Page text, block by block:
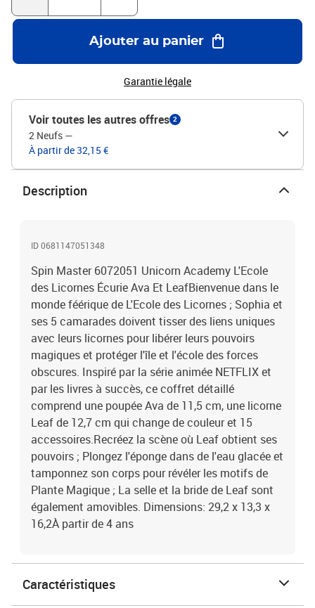
Ajouter au panier
Garantie légale
Voir toutes les autres offres 2
2 Neufs —
À partir de 32,15 €
Description
ID 0681147051348
Spin Master 6072051 Unicorn Academy L'Ecole
des Licornes Écurie Ava Et LeafBienvenue dans le
monde féérique de L'Ecole des Licornes ; Sophia et
ses 5 camarades doivent tisser des liens uniques
avec leurs licornes pour libérer leurs pouvoirs
magiques et protéger l'île et l'école des forces
obscures. Inspiré par la série animée NETFLIX et
par les livres à succès, ce coffret détaillé
comprend une poupée Ava de 11,5 cm, une licorne
Leaf de 12,7 cm qui change de couleur et 15
accessoires.Recréez la scène où Leaf obtient ses
pouvoirs ; Plongez l'éponge dans de l'eau glacée et
tamponnez son corps pour révéler les motifs de
Plante Magique ; La selle et la bride de Leaf sont
également amovibles. Dimensions: 29,2 x 13,3 x
16,2À partir de 4 ans
Caractéristiques